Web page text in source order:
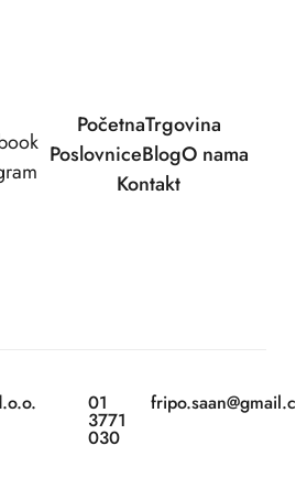
PočetnaTrgovina
PoslovniceBlogO nama
Kontakt
01
3771
030